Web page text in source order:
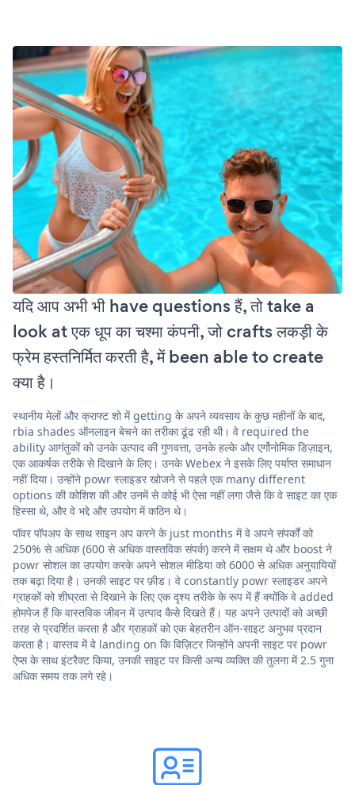
यदि आप अभी भी have questions हैं, तो take a
look at एक धूप का चश्मा कंपनी, जो crafts लकड़ी के
फ्रेम हस्तनिर्मित करती है, में been able to create
क्या है।
स्थानीय मेलों और क्राफ्ट शो में getting के अपने व्यवसाय के कुछ महीनों के बाद,
rbia shades ऑनलाइन बेचने का तरीका ढूंढ रही थी। वे required the
ability आगंतुकों को उनके उत्पाद की गुणवत्ता, उनके हल्के और एर्गोनोमिक डिज़ाइन,
एक आकर्षक तरीके से दिखाने के लिए। उनके Webex ने इसके लिए पर्याप्त समाधान
नहीं दिया। उन्होंने powr स्लाइडर खोजने से पहले एक many different
options की कोशिश की और उनमें से कोई भी ऐसा नहीं लगा जैसे कि वे साइट का एक
हिस्सा थे, और वे भद्दे और उपयोग में कठिन थे।
पॉवर पॉपअप के साथ साइन अप करने के just months में वे अपने संपर्कों को
250% से अधिक (600 से अधिक वास्तविक संपर्क) करने में सक्षम थे और boost ने
powr सोशल का उपयोग करके अपने सोशल मीडिया को 6000 से अधिक अनुयायियों
तक बढ़ा दिया है। उनकी साइट पर फ़ीड। वे constantly powr स्लाइडर अपने
ग्राहकों को शीघ्रता से दिखाने के लिए एक दृश्य तरीके के रूप में हैं क्योंकि वे added
होमपेज हैं कि वास्तविक जीवन में उत्पाद कैसे दिखते हैं। यह अपने उत्पादों को अच्छी
तरह से प्रदर्शित करता है और ग्राहकों को एक बेहतरीन ऑन-साइट अनुभव प्रदान
करता है। वास्तव में वे landing on कि विज़िटर जिन्होंने अपनी साइट पर powr
ऐप्स के साथ इंटरैक्ट किया, उनकी साइट पर किसी अन्य व्यक्ति की तुलना में 2.5 गुना
अधिक समय तक लगे रहे।